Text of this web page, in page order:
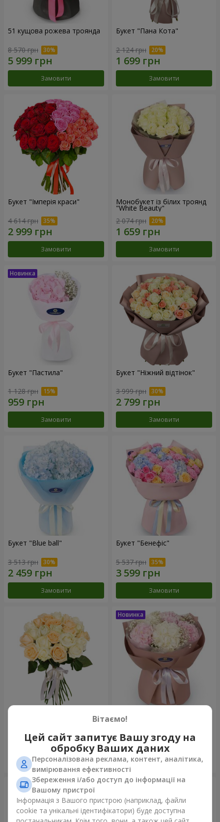
51 кущова рожева троянда
8 570 грн
Замовити
Букет "Пана Кота"
2 124 грн
Замовити
Букет "Імперія краси"
4 614 грн
Замовити
Монобукет із білих троянд
"White Beauty"
2 074 грн
Замовити
Букет "Пастила"
1 128 грн
Замовити
Букет "Ніжний відтінок"
3 999 грн
Замовити
Букет "Blue ball"
3 513 грн
Замовити
Букет "Бенефіс"
5 537 грн
Замовити
1 732 грн
Замовити
3 332 грн
Замовити
Вітаємо!
Цей сайт запитує Вашу згоду на
обробку Ваших даних
Персоналізована реклама, контент, аналітика,
вимірювання ефективності
Збереження і/або доступ до інформації на
Вашому пристрої
Інформація з Вашого пристрою (наприклад, файли
cookie та унікальні ідентифікатори) буде доступна